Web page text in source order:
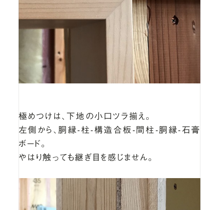
極めつけは、下地の小口ツラ揃え。
左側から、胴縁-柱-構造合板-間柱-胴縁-石膏
ボード。
やはり触っても継ぎ目を感じません。